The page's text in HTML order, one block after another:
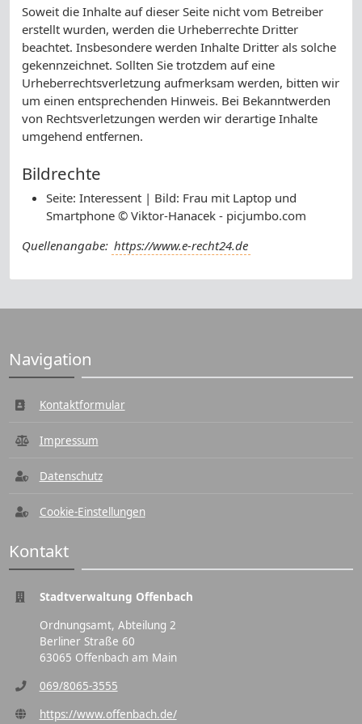
Soweit die Inhalte auf dieser Seite nicht vom Betreiber
erstellt wurden, werden die Urheberrechte Dritter
beachtet. Insbesondere werden Inhalte Dritter als solche
gekennzeichnet. Sollten Sie trotzdem auf eine
Urheberrechtsverletzung aufmerksam werden, bitten wir
um einen entsprechenden Hinweis. Bei Bekanntwerden
von Rechtsverletzungen werden wir derartige Inhalte
umgehend entfernen.
Bildrechte
Seite: Interessent | Bild: Frau mit Laptop und
Smartphone © Viktor-Hanacek - picjumbo.com
Quellenangabe: https://www.e-recht24.de
Navigation
Kontaktformular
Impressum
Datenschutz
Cookie-Einstellungen
Kontakt
Stadtverwaltung Offenbach
Ordnungsamt, Abteilung 2
Berliner Straße 60
63065 Offenbach am Main
069/8065-3555
https://www.offenbach.de/